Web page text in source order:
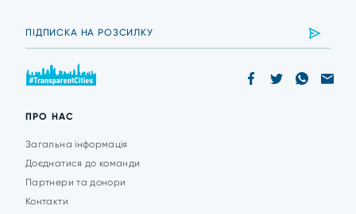
ПРО НАС
Загальна інформація
Доєднатися до команди
Партнери та донори
Контакти